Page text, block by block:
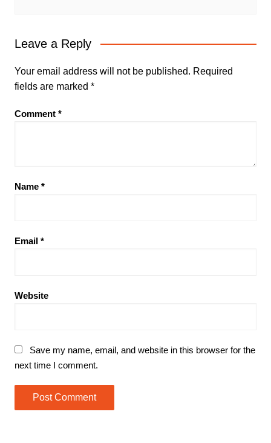
Leave a Reply
Your email address will not be published. Required
fields are marked *
Comment *
Name *
Email *
Website
Save my name, email, and website in this browser for the
next time I comment.